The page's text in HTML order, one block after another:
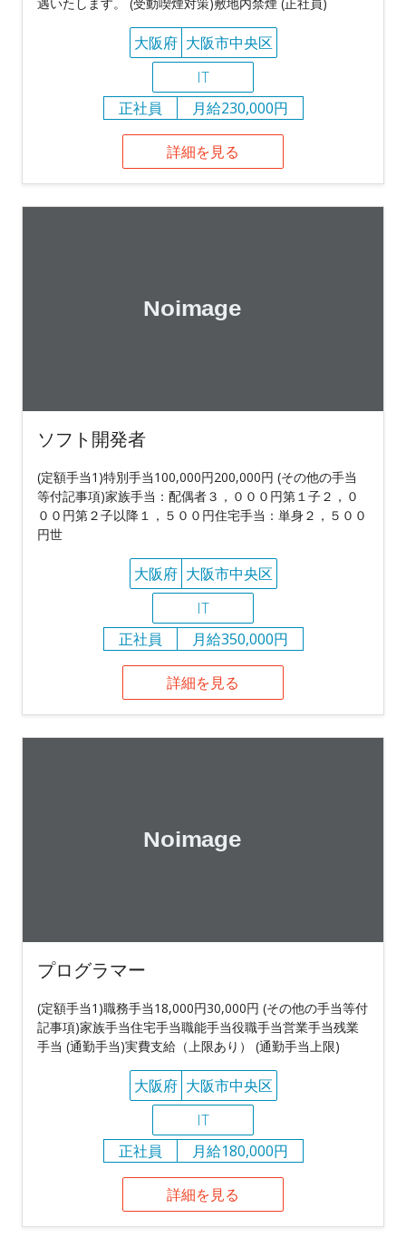
大阪府 大阪市中央区
IT
正社員
月給230,000円
詳細を見る
ソフト開発者
(定額手当1)特別手当100,000円200,000円 (その他の手当
等付記事項)家族手当：配偶者３，０００円第１子２，０
００円第２子以降１，５００円住宅手当：単身２，５００
円世
大阪府 大阪市中央区
IT
正社員
月給350,000円
詳細を見る
プログラマー
(定額手当1)職務手当18,000円30,000円 (その他の手当等付
記事項)家族手当住宅手当職能手当役職手当営業手当残業
手当 (通勤手当)実費支給（上限あり） (通勤手当上限)
大阪府 大阪市中央区
IT
正社員
月給180,000円
詳細を見る